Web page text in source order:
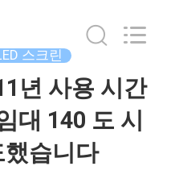
스크린
년 사용 시간
대 140 도 시
습니다